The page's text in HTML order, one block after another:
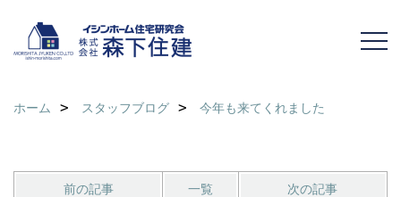
ホーム スタッフブログ 今年も来てくれました
前の記事 一覧 次の記事